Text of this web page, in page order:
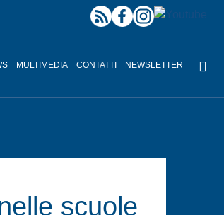
MULTIMEDIA CONTATTI NEWSLETTER
scuole